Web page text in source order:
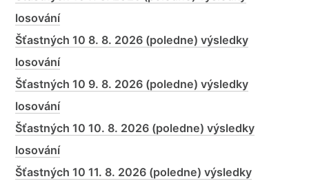
losování
Šťastných 10 8. 8. 2026 (poledne) výsledky
losování
Šťastných 10 9. 8. 2026 (poledne) výsledky
losování
Šťastných 10 10. 8. 2026 (poledne) výsledky
losování
Šťastných 10 11. 8. 2026 (poledne) výsledky